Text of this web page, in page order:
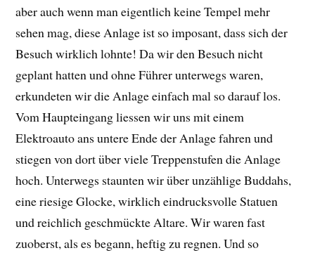
aber auch wenn man eigentlich keine Tempel mehr
sehen mag, diese Anlage ist so imposant, dass sich der
Besuch wirklich lohnte! Da wir den Besuch nicht
geplant hatten und ohne Führer unterwegs waren,
erkundeten wir die Anlage einfach mal so darauf los.
Vom Haupteingang liessen wir uns mit einem
Elektroauto ans untere Ende der Anlage fahren und
stiegen von dort über viele Treppenstufen die Anlage
hoch. Unterwegs staunten wir über unzählige Buddahs,
eine riesige Glocke, wirklich eindrucksvolle Statuen
und reichlich geschmückte Altare. Wir waren fast
zuoberst, als es begann, heftig zu regnen. Und so